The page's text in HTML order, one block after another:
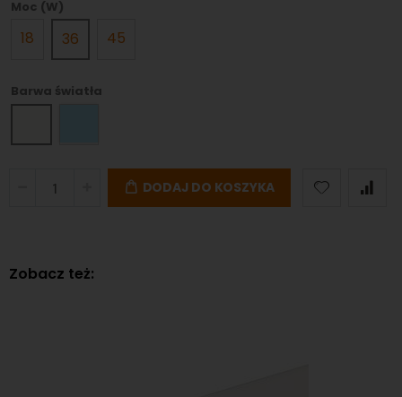
Moc (W)
18 36 45
Barwa światła
DODAJ DO KOSZYKA
Zobacz też: